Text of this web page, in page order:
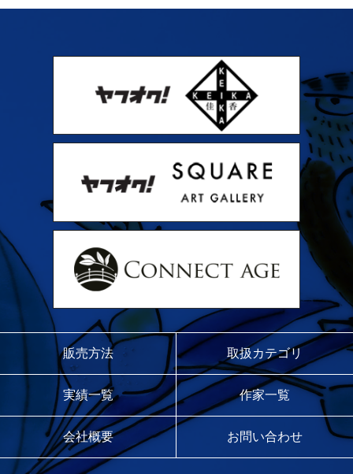
販売方法 取扱カテゴリ
実績一覧 作家一覧
会社概要 お問い合わせ